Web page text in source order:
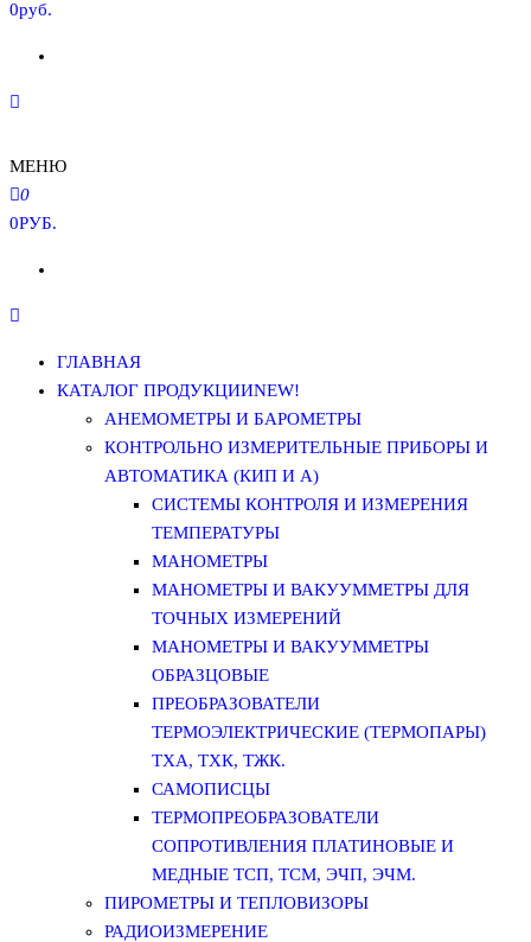
0руб.
МЕНЮ
0
0РУБ.
ГЛАВНАЯ
КАТАЛОГ ПРОДУКЦИИNEW!
АНЕМОМЕТРЫ И БАРОМЕТРЫ
КОНТРОЛЬНО ИЗМЕРИТЕЛЬНЫЕ ПРИБОРЫ И
АВТОМАТИКА (КИП И А)
СИСТЕМЫ КОНТРОЛЯ И ИЗМЕРЕНИЯ
ТЕМПЕРАТУРЫ
МАНОМЕТРЫ
МАНОМЕТРЫ И ВАКУУММЕТРЫ ДЛЯ
ТОЧНЫХ ИЗМЕРЕНИЙ
МАНОМЕТРЫ И ВАКУУММЕТРЫ
ОБРАЗЦОВЫЕ
ПРЕОБРАЗОВАТЕЛИ
ТЕРМОЭЛЕКТРИЧЕСКИЕ (ТЕРМОПАРЫ)
ТХА, ТХК, ТЖК.
САМОПИСЦЫ
ТЕРМОПРЕОБРАЗОВАТЕЛИ
СОПРОТИВЛЕНИЯ ПЛАТИНОВЫЕ И
МЕДНЫЕ ТСП, ТСМ, ЭЧП, ЭЧМ.
ПИРОМЕТРЫ И ТЕПЛОВИЗОРЫ
РАДИОИЗМЕРЕНИЕ